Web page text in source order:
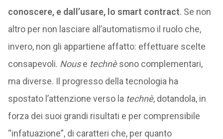
conoscere, e dall’usare, lo smart contract. Se non
altro per non lasciare all’automatismo il ruolo che,
invero, non gli appartiene affatto: effettuare scelte
consapevoli. Nouse technèsono complementari,
ma diverse. Il progresso della tecnologia ha
spostato l’attenzione verso la technè, dotandola, in
forza dei suoi grandi risultati e per comprensibile
“infatuazione”, di caratteri che, per quanto